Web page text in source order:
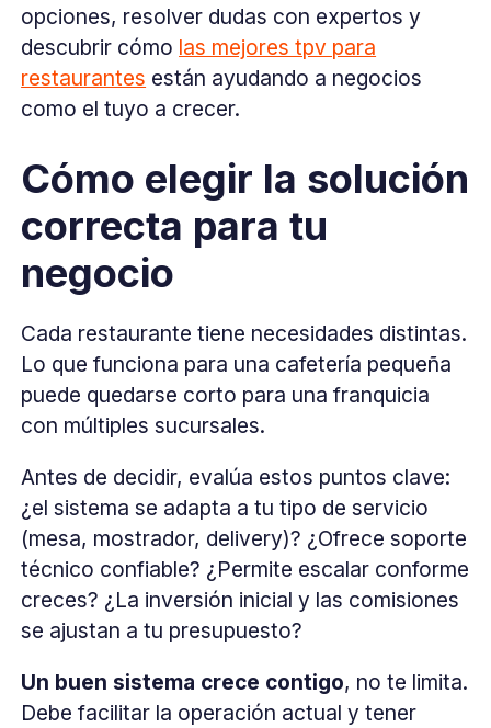
opciones, resolver dudas con expertos y
descubrir cómo las mejores tpv para
restaurantes están ayudando a negocios
como el tuyo a crecer.
Cómo elegir la solución
correcta para tu
negocio
Cada restaurante tiene necesidades distintas.
Lo que funciona para una cafetería pequeña
puede quedarse corto para una franquicia
con múltiples sucursales.
Antes de decidir, evalúa estos puntos clave:
¿el sistema se adapta a tu tipo de servicio
(mesa, mostrador, delivery)? ¿Ofrece soporte
técnico confiable? ¿Permite escalar conforme
creces? ¿La inversión inicial y las comisiones
se ajustan a tu presupuesto?
Un buen sistema crece contigo, no te limita.
Debe facilitar la operación actual y tener